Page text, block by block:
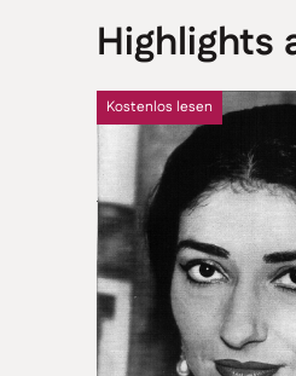
Highlights
Kostenlos lesen